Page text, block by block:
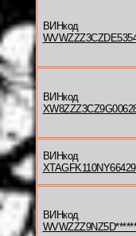
ВИНкод
ВИНкод
ВИНкод
ВИНкод
WVWZZZ9NZ5D******